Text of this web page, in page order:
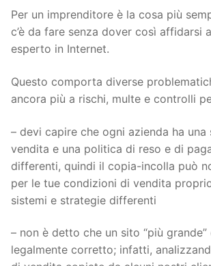
Per un imprenditore è la cosa più
c’è da fare senza dover così affidarsi
esperto in Internet.
Questo comporta diverse
ancora più a rischi, multe e controlli
– devi capire che ogni azienda ha una
vendita e una politica di reso e di
differenti, quindi il copia-incolla può
per le tue condizioni di vendita
sistemi e strategie differenti
– non è detto che un sito “più
legalmente corretto; infatti,